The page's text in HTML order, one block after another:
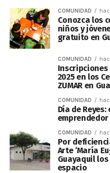
COMUNIDAD
Conozca los
niños y
gratuito en
COMUNIDAD
2025 en los
ZUMAR en
COMUNIDAD
Día de
emprendedor
COMUNIDAD
Por
Arte ‘María
Guayaquil
espacio